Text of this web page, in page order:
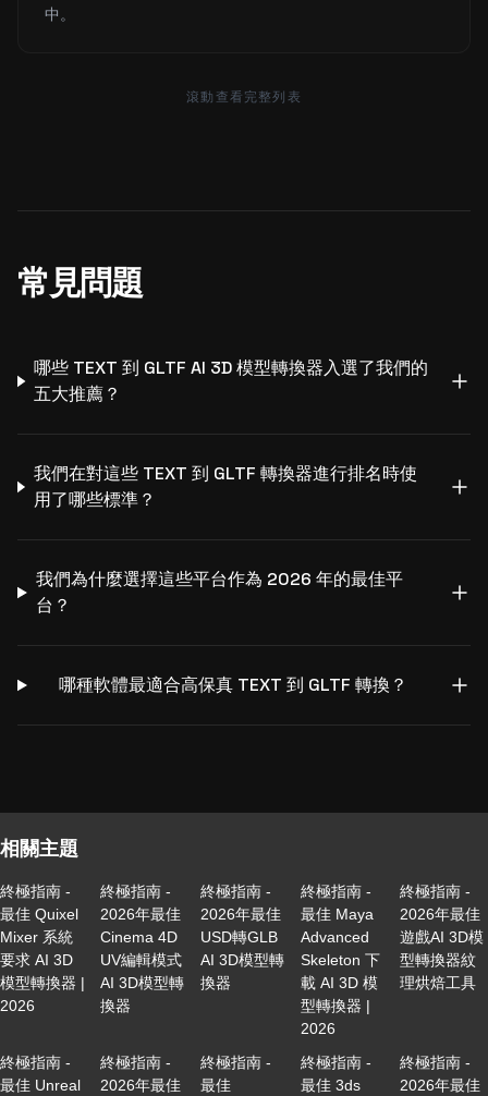
中。
滾動查看完整列表
常見問題
哪些 TEXT 到 GLTF AI 3D 模型轉換器入選了我們的
五大推薦？
我們在對這些 TEXT 到 GLTF 轉換器進行排名時使
用了哪些標準？
我們為什麼選擇這些平台作為 2026 年的最佳平
台？
哪種軟體最適合高保真 TEXT 到 GLTF 轉換？
相關主題
終極指南 -
最佳 Quixel
Mixer 系統
要求 AI 3D
模型轉換器 |
2026
終極指南 -
2026年最佳
Cinema 4D
UV編輯模式
AI 3D模型轉
換器
終極指南 -
2026年最佳
USD轉GLB
AI 3D模型轉
換器
終極指南 -
最佳 Maya
Advanced
Skeleton 下
載 AI 3D 模
型轉換器 |
2026
終極指南 -
2026年最佳
遊戲AI 3D模
型轉換器紋
理烘焙工具
終極指南 -
最佳 Unreal
終極指南 -
2026年最佳
終極指南 -
最佳
終極指南 -
最佳 3ds
終極指南 -
2026年最佳